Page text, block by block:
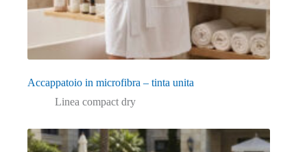
Accappatoio in microfibra – tinta unita
Linea compact dry